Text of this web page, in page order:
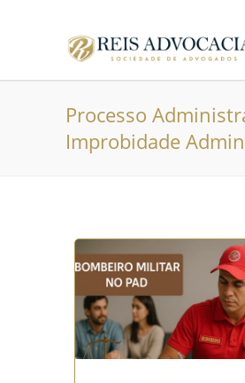
Processo
Improbidade